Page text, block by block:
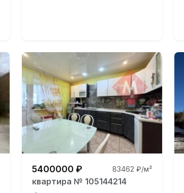
5400000 ₽ 83462 ₽/м²
квартира № 105144214